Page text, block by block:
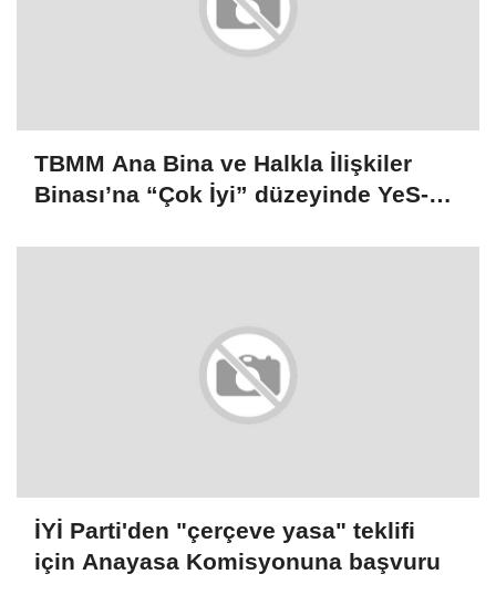
TBMM Ana Bina ve Halkla İlişkiler
Binası’na “Çok İyi” düzeyinde YeS-TR
İYİ Parti'den "çerçeve yasa" teklifi
için Anayasa Komisyonuna başvuru